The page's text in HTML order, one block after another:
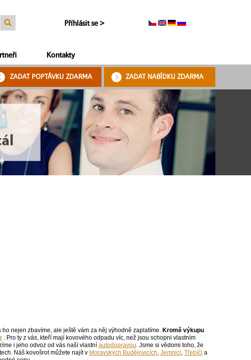
Příhlásit se >
Kontakty
ZADAT POPTÁVKU ZDARMA ZADAT NABÍDKU ZDARMA
nejen zbavíme, ale ještě vám za něj výhodně zaplatíme. Kromě výkupu
. Pro ty z vás, kteří mají kovového odpadu víc, než jsou schopni vlastním
i jeho odvoz od vás naší vlastní autodopravou. Jsme si vědomi toho, že
Náš kovošrot můžete najít v Moravských Budějovicích, Jemnici, Třebíči a